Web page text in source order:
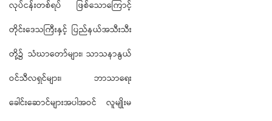
လုပ်ငန်းတစ်ရပ် ဖြစ်သောကြောင့်
တိုင်းဒေသကြီးနှင့် ပြည်နယ်အသီးသီး
တို့၌ သံဃာတော်များ၊ သာသနာနွယ်
ဝင်သီလရှင်များ၊ ဘာသာရေး
ခေါင်းဆောင်များအပါအဝင် လူမျိုးမ